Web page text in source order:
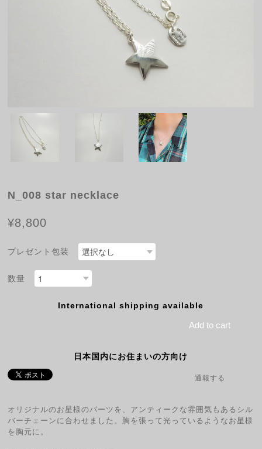
N_008 star necklace
¥8,800
プレゼント包装
数量
International shipping available
Add to cart
日本国内にお住まいの方向け
通報する
オリジナルのお星様のパーツを、アンティークな雰囲気もあるシル
バーチェーンに合わせました。胸を張って光っているようなお星様
を胸元に。